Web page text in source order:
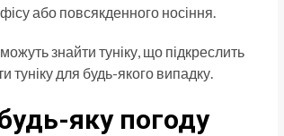
або повсякденного носіння.
знайти туніку, що підкреслить
туніку для будь-якого випадку.
яку погоду